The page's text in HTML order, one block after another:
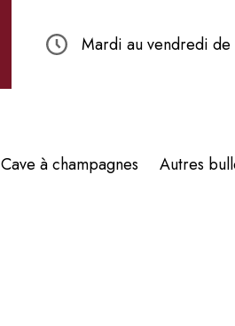
Mardi au vendredi de
Cave à champagnes Autres